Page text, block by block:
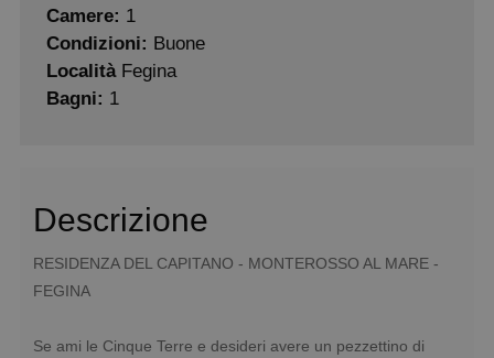
Camere: 1
Condizioni: Buone
LocalitàFegina
Bagni: 1
Descrizione
RESIDENZA DEL CAPITANO - MONTEROSSO AL MARE -
FEGINA
Se ami le Cinque Terre e desideri avere un pezzettino di